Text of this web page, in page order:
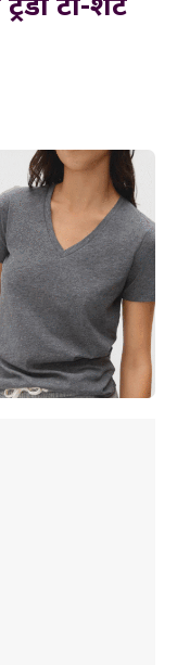
टी-शर्ट